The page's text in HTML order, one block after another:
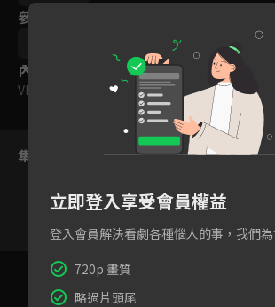
參與演員
市川實日子 齋藤飛鳥
內容標籤
VIP
集數列表
立即登入享受會員權益
登入會員解決看劇各種惱人的事，我們
720p 畫質
略過片頭尾